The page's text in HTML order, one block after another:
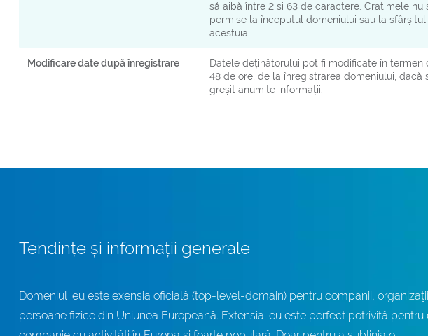
să aibă între 2 și 63 de caractere. Cratimele nu
permise la începutul domeniului sau la sfârșitul
acestuia.
Modificare date după înregistrare
Datele deținătorului pot fi modificate în termen
48 de ore, de la înregistrarea domeniului, dacă
greșit anumite informații.
Tendințe și informații generale
Domeniul .eu este exensia oficială (top-level-domain) pentru companii,
persoane fizice din Uniunea Europeană. Extensia .eu este perfect potrivită pentru